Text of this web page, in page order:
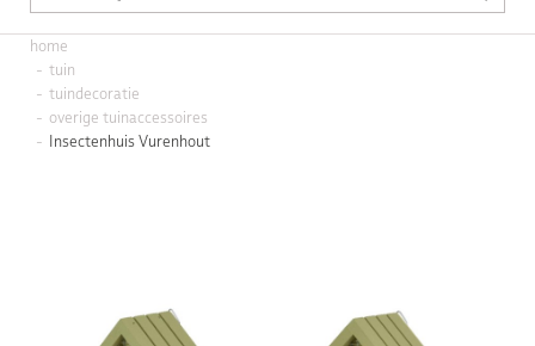
home
tuin
tuindecoratie
overige tuinaccessoires
Insectenhuis Vurenhout